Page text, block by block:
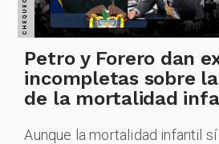
Petro y Forero dan
incompletas sobre
de la mortalidad
Aunque la mortalidad infantil